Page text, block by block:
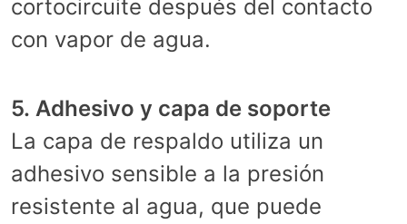
cortocircuite después del contacto
con vapor de agua.
5. Adhesivo y capa de soporte
La capa de respaldo utiliza un
adhesivo sensible a la presión
resistente al agua, que puede